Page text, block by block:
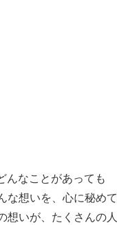
なことがあっても
な想いを、心に秘めて
想いが、たくさんの